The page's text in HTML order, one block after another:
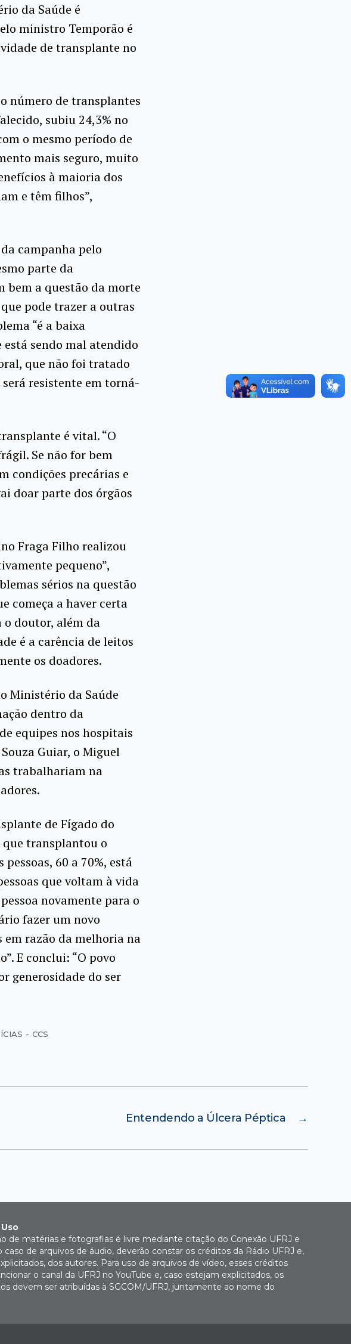
da Saúde é
ministro Temporão é
de transplante no
número de transplantes
subiu 24,3% no
o mesmo período de
mais seguro, muito
à maioria dos
e têm filhos”,
campanha pelo
parte da
bem a questão da morte
pode trazer a outras
“é a baixa
sendo mal atendido
que não foi tratado
resistente em torná-
é vital. “O
Se não for bem
condições precárias e
doar parte dos órgãos
Fraga Filho realizou
pequeno”,
sérios na questão
começa a haver certa
o doutor, além da
é a carência de leitos
os doadores.
Ministério da Saúde
dentro da
equipes nos hospitais
Guiar, o Miguel
trabalhariam na
de Fígado do
transplantou o
60 a 70%, está
que voltam à vida
novamente para o
fazer um novo
razão da melhoria na
E conclui: “O povo
generosidade do ser
- CCS
→
Entendendo a Úlcera Péptica
de matérias e fotografias é livre mediante citação do Conexão UFRJ e
caso de arquivos de áudio, deverão constar os créditos da Rádio UFRJ e,
dos autores. Para uso de arquivos de vídeo, esses créditos
o canal da UFRJ no YouTube e, caso estejam explicitados, os
devem ser atribuídas à SGCOM/UFRJ, juntamente ao nome do